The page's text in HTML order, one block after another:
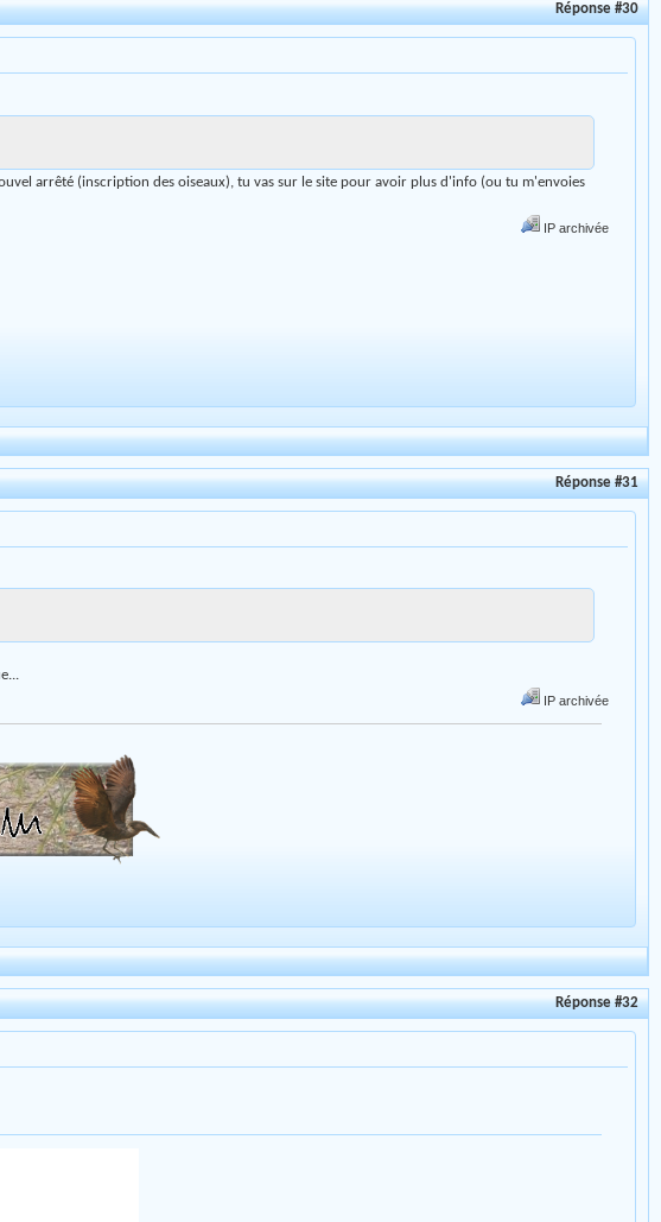
Réponse #30
arrêté (inscription des oiseaux), tu vas sur le site pour avoir plus d'info (ou tu m'envoies
IP archivée
Réponse #31
IP archivée
Réponse #32